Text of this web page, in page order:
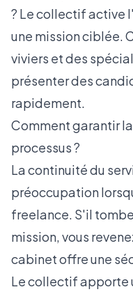
? Le collectif active
une mission ciblée.
viviers et des
présenter des
rapidement.
Comment garantir
processus ?
La continuité du
préoccupation
freelance. S'il
mission, vous
cabinet offre une
Le collectif apporte